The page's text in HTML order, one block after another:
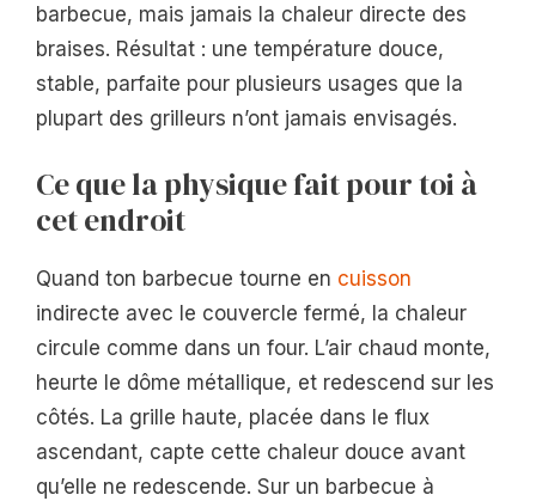
barbecue, mais jamais la chaleur directe des
braises. Résultat : une température douce,
stable, parfaite pour plusieurs usages que la
plupart des grilleurs n’ont jamais envisagés.
Ce que la physique fait pour toi à
cet endroit
Quand ton barbecue tourne en cuisson
indirecte avec le couvercle fermé, la chaleur
circule comme dans un four. L’air chaud monte,
heurte le dôme métallique, et redescend sur les
côtés. La grille haute, placée dans le flux
ascendant, capte cette chaleur douce avant
qu’elle ne redescende. Sur un barbecue à